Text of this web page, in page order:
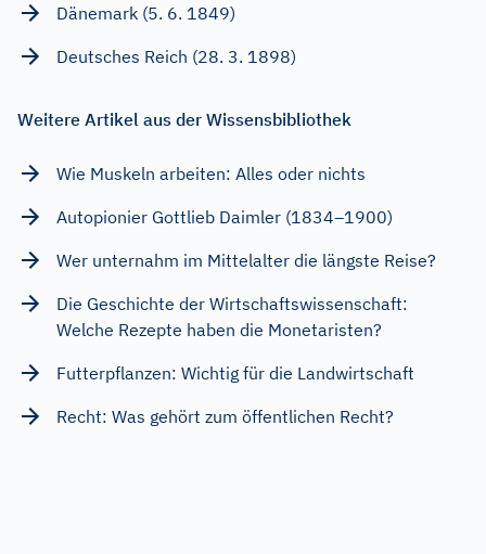
Dänemark (5. 6. 1849)
Deutsches Reich (28. 3. 1898)
Weitere Artikel aus der Wissensbibliothek
Wie Muskeln arbeiten: Alles oder nichts
Autopionier Gottlieb Daimler (1834–1900)
Wer unternahm im Mittelalter die längste Reise?
Die Geschichte der Wirtschaftswissenschaft:
Welche Rezepte haben die Monetaristen?
Futterpflanzen: Wichtig für die Landwirtschaft
Recht: Was gehört zum öffentlichen Recht?